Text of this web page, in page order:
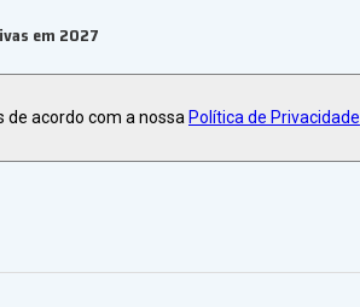
em 2027
acordo com a nossa Política de Privacidade